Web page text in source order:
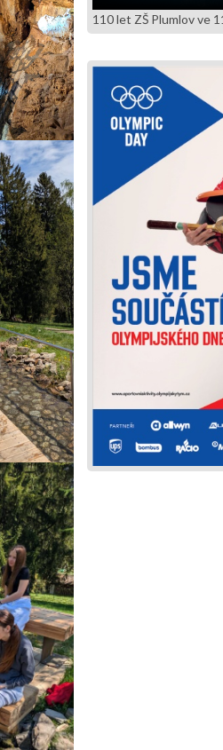
110 let ZŠ Plumlov ve